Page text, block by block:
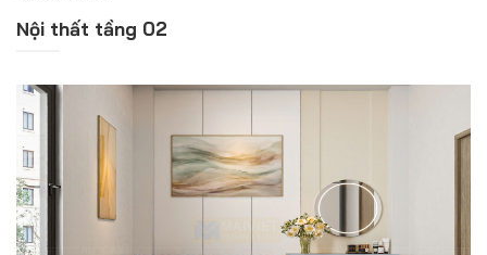
Nội thất tầng 02